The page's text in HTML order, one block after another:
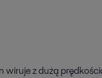
wiruje z dużą